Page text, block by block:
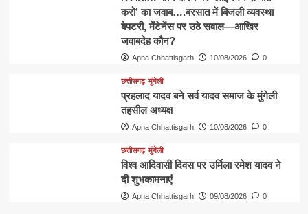
करो’ का जवाब….बरसात में बिजली व्यवस्था
बेपटरी, मेंटेनेंस पर उठे सवाल—आखिर
जवाबदेह कौन?
Apna Chhattisgarh 10/08/2026 0
छत्तीसगढ़ मुंगेली
प्रहलाद यादव बने सर्व यादव समाज के मुंगेली
तहसील अध्यक्ष
Apna Chhattisgarh 10/08/2026 0
छत्तीसगढ़ मुंगेली
विश्व आदिवासी दिवस पर उर्मिला रमेश यादव ने
दी शुभकामनाएं
Apna Chhattisgarh 09/08/2026 0